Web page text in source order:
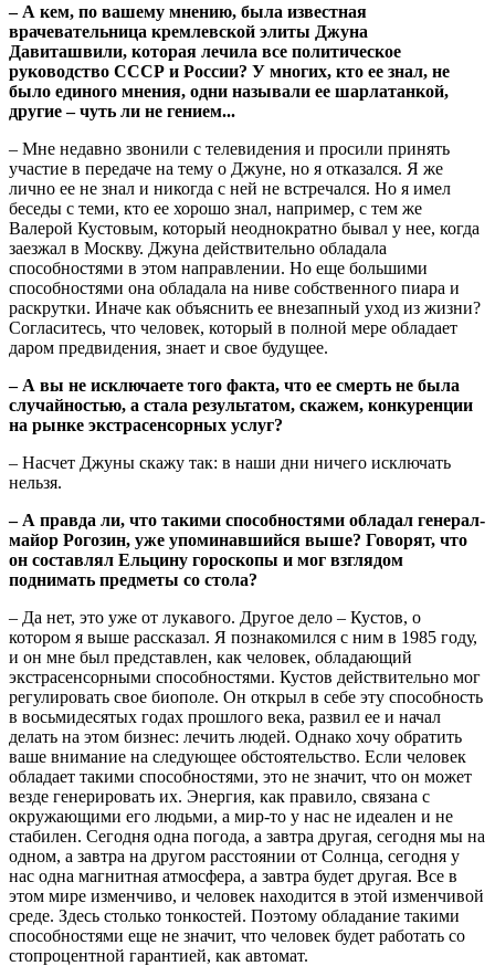
– А кем, по вашему мнению, была известная
врачевательница кремлевской элиты Джуна
Давиташвили, которая лечила все политическое
руководство СССР и России? У многих, кто ее знал, не
было единого мнения, одни называли ее шарлатанкой,
другие – чуть ли не гением...
– Мне недавно звонили с телевидения и просили принять
участие в передаче на тему о Джуне, но я отказался. Я же
лично ее не знал и никогда с ней не встречался. Но я имел
беседы с теми, кто ее хорошо знал, например, с тем же
Валерой Кустовым, который неоднократно бывал у нее, когда
заезжал в Москву. Джуна действительно обладала
способностями в этом направлении. Но еще большими
способностями она обладала на ниве собственного пиара и
раскрутки. Иначе как объяснить ее внезапный уход из жизни?
Согласитесь, что человек, который в полной мере обладает
даром предвидения, знает и свое будущее.
– А вы не исключаете того факта, что ее смерть не была
случайностью, а стала результатом, скажем, конкуренции
на рынке экстрасенсорных услуг?
– Насчет Джуны скажу так: в наши дни ничего исключать
нельзя.
– А правда ли, что такими способностями обладал генерал-
майор Рогозин, уже упоминавшийся выше? Говорят, что
он составлял Ельцину гороскопы и мог взглядом
поднимать предметы со стола?
– Да нет, это уже от лукавого. Другое дело – Кустов, о
котором я выше рассказал. Я познакомился с ним в 1985 году,
и он мне был представлен, как человек, обладающий
экстрасенсорными способностями. Кустов действительно мог
регулировать свое биополе. Он открыл в себе эту способность
в восьмидесятых годах прошлого века, развил ее и начал
делать на этом бизнес: лечить людей. Однако хочу обратить
ваше внимание на следующее обстоятельство. Если человек
обладает такими способностями, это не значит, что он может
везде генерировать их. Энергия, как правило, связана с
окружающими его людьми, а мир-то у нас не идеален и не
стабилен. Сегодня одна погода, а завтра другая, сегодня мы на
одном, а завтра на другом расстоянии от Солнца, сегодня у
нас одна магнитная атмосфера, а завтра будет другая. Все в
этом мире изменчиво, и человек находится в этой изменчивой
среде. Здесь столько тонкостей. Поэтому обладание такими
способностями еще не значит, что человек будет работать со
стопроцентной гарантией, как автомат.